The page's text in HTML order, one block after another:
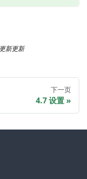
更新更新
下一页
4.7 设置